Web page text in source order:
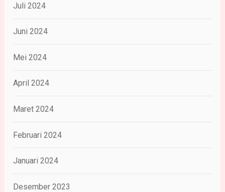
Juli 2024
Juni 2024
Mei 2024
April 2024
Maret 2024
Februari 2024
Januari 2024
Desember 2023